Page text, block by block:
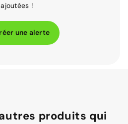
ajoutées !
une alerte
produits qui